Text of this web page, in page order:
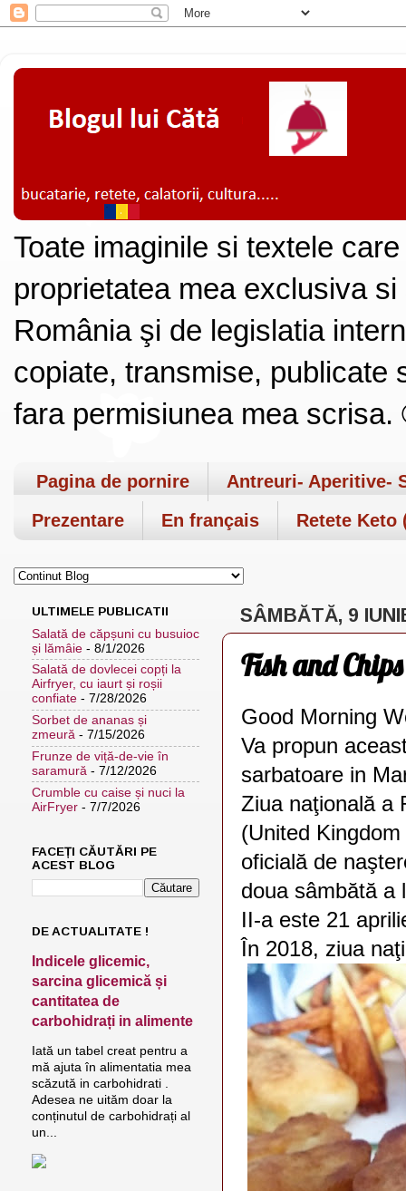
Toate imaginile si textele
proprietatea mea exclusiva
România şi de legislatia
copiate, transmise, publicate
fara permisiunea mea
Pagina de pornire
Antreuri- Aperitive-
Prezentare
En français Retete Keto
SÂMBĂTĂ, 9
Fish and
Good Morning
Va propun
sarbatoare in
Ziua naţională a
(United
oficială de
doua sâmbătă a
II-a este 21
În 2018, ziua
ULTIMELE PUBLICATII
Salată de căpșuni cu busuioc
și lămâie - 8/1/2026
Salată de dovlecei copți la
Airfryer, cu iaurt și roșii
confiate - 7/28/2026
Sorbet de ananas și
zmeură - 7/15/2026
Frunze de viță-de-vie în
saramură - 7/12/2026
Crumble cu caise și nuci la
AirFryer - 7/7/2026
FACEȚI CĂUTĂRI PE
ACEST BLOG
DE ACTUALITATE !
Indicele glicemic,
sarcina glicemică și
cantitatea de
carbohidrați in alimente
Iată un tabel creat pentru a
mă ajuta în alimentatia mea
scăzută in carbohidrati .
Adesea ne uităm doar la
conținutul de carbohidrați al
un...